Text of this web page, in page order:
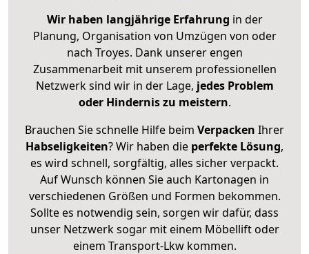
Wir haben langjährige Erfahrung in der
Planung, Organisation von Umzügen von oder
nach Troyes. Dank unserer engen
Zusammenarbeit mit unserem professionellen
Netzwerk sind wir in der Lage, jedes Problem
oder Hindernis zu meistern.
Brauchen Sie schnelle Hilfe beim Verpacken Ihrer
Habseligkeiten? Wir haben die perfekte Lösung,
es wird schnell, sorgfältig, alles sicher verpackt.
Auf Wunsch können Sie auch Kartonagen in
verschiedenen Größen und Formen bekommen.
Sollte es notwendig sein, sorgen wir dafür, dass
unser Netzwerk sogar mit einem Möbellift oder
einem Transport-Lkw kommen.